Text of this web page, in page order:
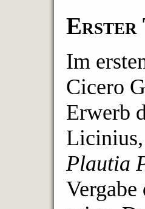
Erster
Im
Cicero
Erwerb
Plautia